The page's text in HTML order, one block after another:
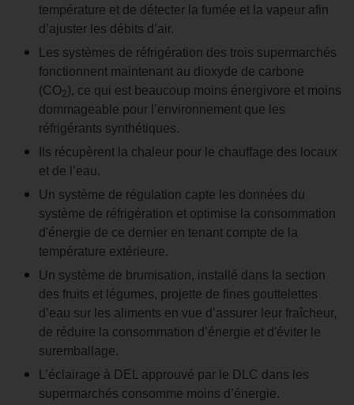
température et de détecter la fumée et la vapeur afin
d’ajuster les débits d’air.
Les systèmes de réfrigération des trois supermarchés
fonctionnent maintenant au dioxyde de carbone
(CO2), ce qui est beaucoup moins énergivore et moins
dommageable pour l’environnement que les
réfrigérants synthétiques.
Ils récupèrent la chaleur pour le chauffage des locaux
et de l’eau.
Un système de régulation capte les données du
système de réfrigération et optimise la consommation
d'énergie de ce dernier en tenant compte de la
température extérieure.
Un système de brumisation, installé dans la section
des fruits et légumes, projette de fines gouttelettes
d’eau sur les aliments en vue d’assurer leur fraîcheur,
de réduire la consommation d’énergie et d'éviter le
suremballage.
L’éclairage à DEL approuvé par le DLC dans les
supermarchés consomme moins d’énergie.